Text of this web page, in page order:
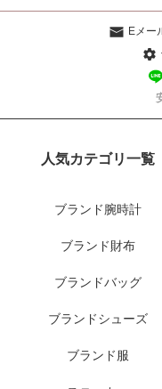
Eメー
人気カテゴリ一覧
ブランド腕時計
ブランド財布
ブランドバッグ
ブランドシューズ
ブランド服